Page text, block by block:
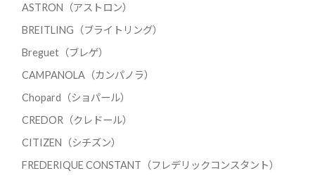
ASTRON（アストロン）
BREITLING（ブライトリング）
Breguet（ブレゲ）
CAMPANOLA（カンパノラ）
Chopard（ショパール）
CREDOR（クレドール）
CITIZEN（シチズン）
FREDERIQUE CONSTANT（フレデリックコンスタント）